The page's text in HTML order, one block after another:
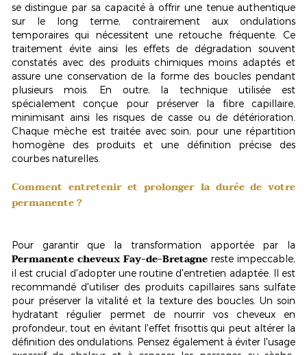
se distingue par sa capacité à offrir une tenue authentique
sur le long terme, contrairement aux ondulations
temporaires qui nécessitent une retouche fréquente. Ce
traitement évite ainsi les effets de dégradation souvent
constatés avec des produits chimiques moins adaptés et
assure une conservation de la forme des boucles pendant
plusieurs mois. En outre, la technique utilisée est
spécialement conçue pour préserver la fibre capillaire,
minimisant ainsi les risques de casse ou de détérioration.
Chaque mèche est traitée avec soin, pour une répartition
homogène des produits et une définition précise des
courbes naturelles.
Comment entretenir et prolonger la durée de votre
permanente ?
Pour garantir que la transformation apportée par la
Permanente cheveux Fay-de-Bretagne reste impeccable,
il est crucial d'adopter uneroutine d'entretien adaptée. Il est
recommandé d'utiliser des produits capillaires sans sulfate
pour préserver la vitalité et la texture des boucles. Un soin
hydratant régulier permet de nourrir vos cheveux en
profondeur, tout en évitant l'effet frisottis qui peut altérer la
définition des ondulations. Pensez également à éviter l'usage